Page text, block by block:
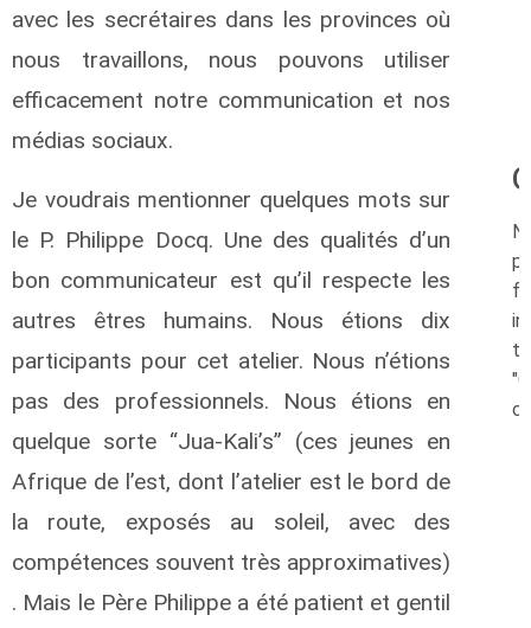
avec les secrétaires dans les provinces où
nous travaillons, nous pouvons utiliser
efficacement notre communication et nos
médias sociaux.
Je voudrais mentionner quelques mots sur
le P. Philippe Docq. Une des qualités d’un
bon communicateur est qu’il respecte les
autres êtres humains. Nous étions dix
participants pour cet atelier. Nous n’étions
pas des professionnels. Nous étions en
quelque sorte “Jua-Kali’s” (ces jeunes en
Afrique de l’est, dont l’atelier est le bord de
la route, exposés au soleil, avec des
compétences souvent très approximatives)
. Mais le Père Philippe a été patient et gentil
in